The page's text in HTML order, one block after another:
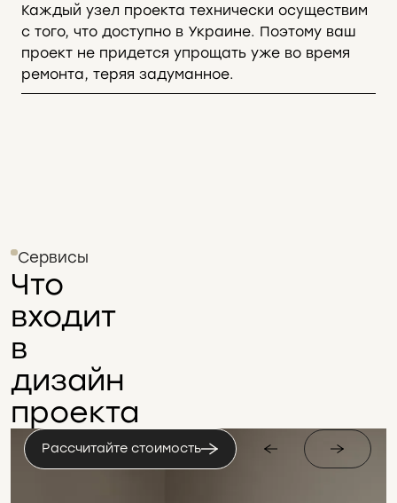
Каждый узел проекта технически осуществим
с того, что доступно в Украине. Поэтому ваш
проект не придется упрощать уже во время
ремонта, теряя задуманное.
Сервисы
Что
входит
в
дизайн
проекта
Рассчитайте стоимость